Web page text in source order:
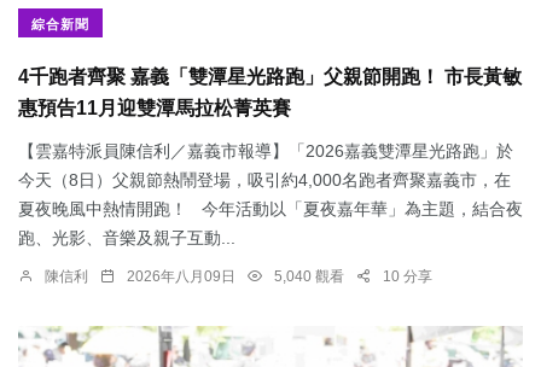
綜合新聞
4千跑者齊聚 嘉義「雙潭星光路跑」父親節開跑！ 市長黃敏
惠預告11月迎雙潭馬拉松菁英賽
【雲嘉特派員陳信利／嘉義市報導】「2026嘉義雙潭星光路跑」於
今天（8日）父親節熱鬧登場，吸引約4,000名跑者齊聚嘉義市，在
夏夜晚風中熱情開跑！ 今年活動以「夏夜嘉年華」為主題，結合夜
跑、光影、音樂及親子互動...
陳信利 2026年八月09日 5,040 觀看 10 分享